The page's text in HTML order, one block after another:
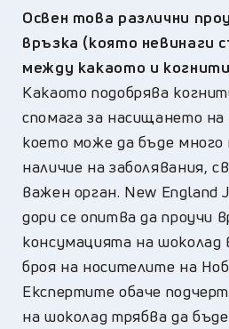
Освен това различни
връзка (която невинаги
между какаото и
Какаото подобрява
спомага за насищането на
което може да бъде много
наличие на заболявания,
важен орган. New England
дори се опитва да проучи
консумацията на шоколад
броя на носителите на
Експертите обаче
на шоколад трябва да